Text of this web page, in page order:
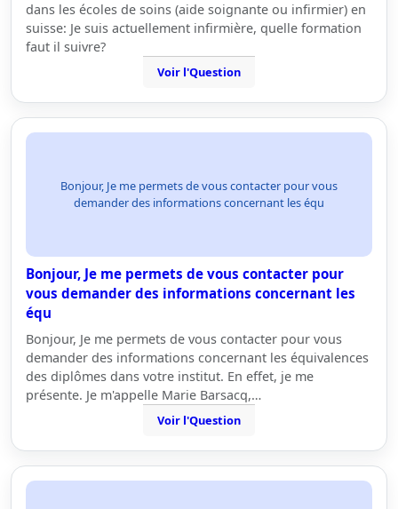
dans les écoles de soins (aide soignante ou infirmier) en
suisse: Je suis actuellement infirmière, quelle formation
faut il suivre?
Voir l'Question
Bonjour, Je me permets de vous contacter pour vous
demander des informations concernant les équ
Bonjour, Je me permets de vous contacter pour
vous demander des informations concernant les
équ
Bonjour, Je me permets de vous contacter pour vous
demander des informations concernant les équivalences
des diplômes dans votre institut. En effet, je me
présente. Je m'appelle Marie Barsacq,…
Voir l'Question